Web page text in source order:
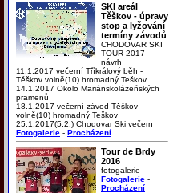
SKI areál
Těškov - úpravy
stop a lyžování
termíny závodů
CHODOVAR SKI
TOUR 2017 -
návrh
11.1.2017 večerní Tříkrálový běh -
Těškov volně(10) hromadný Teškov
14.1.2017 Okolo Mariánskolázeňských
pramenů
18.1.2017 večerní závod Těškov
volně(10) hromadný Teškov
25.1.2017(5.2.) Chodovar Ski večern
Fotogalerie - Procházení
Tour de Brdy
2016
fotogalerie
Fotogalerie -
Procházení